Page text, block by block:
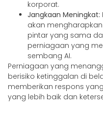
korporat.
Jangkaan Meningkat:
akan
pintar yang sama
perniagaan yang
sembang AI.
Perniagaan yang
berisiko ketinggalan di
memberikan respons
yang lebih baik dan